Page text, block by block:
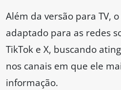
Além da versão para TV,
adaptado para as redes
TikTok e X, buscando
nos canais em que ele
informação.